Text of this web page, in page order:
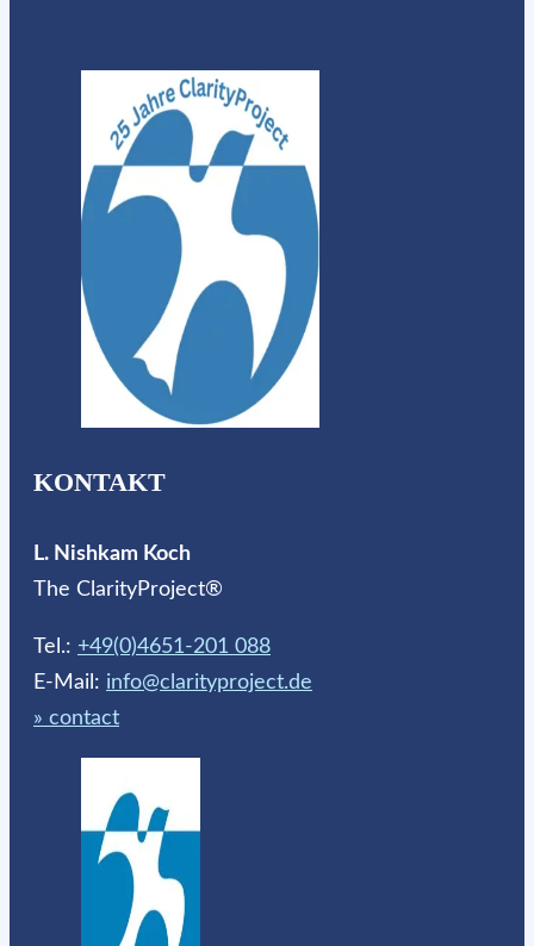
KONTAKT
L. Nishkam Koch
The ClarityProject®
Tel.: +49(0)4651-201 088
E-Mail: info@clarityproject.de
» contact